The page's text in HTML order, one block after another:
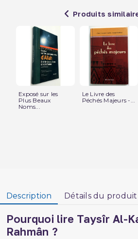
Produits
Exposé sur les
Plus Beaux
Noms...
Le Livre des
Péchés Majeurs -...
Description Détails du produit
Pourquoi lire Taysîr Al-
Rahmân ?